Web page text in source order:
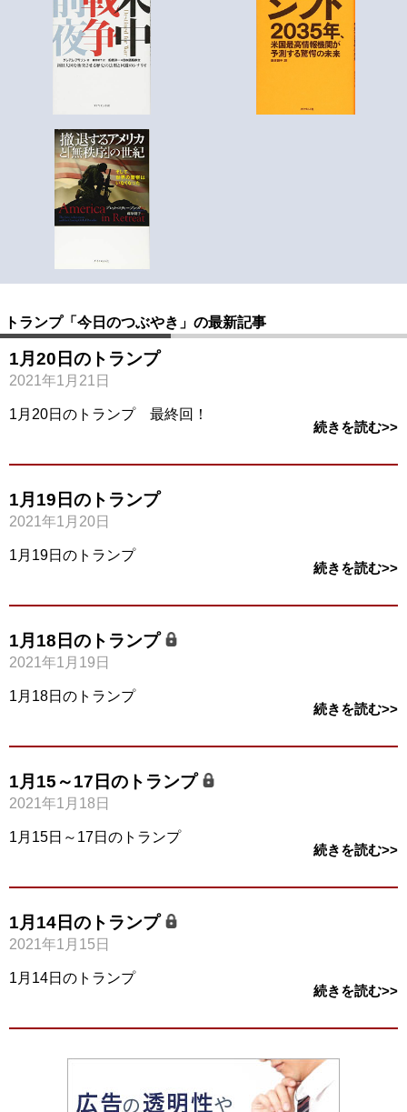
トランプ「今日のつぶやき」の最新記事
1月20日のトランプ
2021年1月21日
1月20日のトランプ 最終回！
続きを読む>>
1月19日のトランプ
2021年1月20日
1月19日のトランプ
続きを読む>>
1月18日のトランプ
2021年1月19日
1月18日のトランプ
続きを読む>>
1月15～17日のトランプ
2021年1月18日
1月15日～17日のトランプ
続きを読む>>
1月14日のトランプ
2021年1月15日
1月14日のトランプ
続きを読む>>